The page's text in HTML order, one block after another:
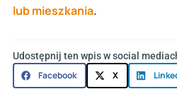
lub mieszkania.
Udostępnij ten wpis w social
Facebook X